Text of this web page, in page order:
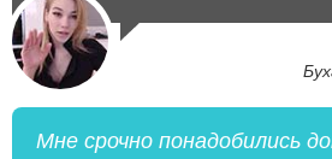
Мне срочно понадобились